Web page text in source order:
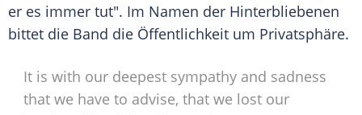
er es immer tut". Im Namen der Hinterbliebenen
bittet die Band die Öffentlichkeit um Privatsphäre.
It is with our deepest sympathy and sadness
that we have to advise, that we lost our